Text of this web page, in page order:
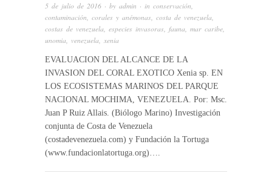
5 de julio de 2016 · by admin · in conservación,
contaminación, corales y anémonas, costa de venezuela,
costas de venezuela, especies invasoras, fauna, mar caribe,
unomia, venezuela, xenia
EVALUACION DEL ALCANCE DE LA
INVASION DEL CORAL EXOTICO Xenia sp. EN
LOS ECOSISTEMAS MARINOS DEL PARQUE
NACIONAL MOCHIMA, VENEZUELA. Por: Msc.
Juan P Ruiz Allais. (Biólogo Marino) Investigación
conjunta de Costa de Venezuela
(costadevenezuela.com) y Fundación la Tortuga
(www.fundacionlatortuga.org)….